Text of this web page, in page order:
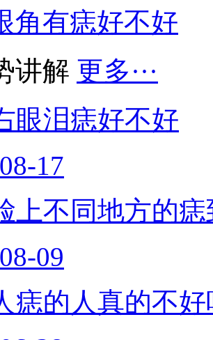
角有痣好不好
讲解 更多···
眼泪痣好不好
17
上不同地方的
09
痣的人真的不好